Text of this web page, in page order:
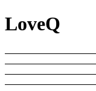
LoveQ